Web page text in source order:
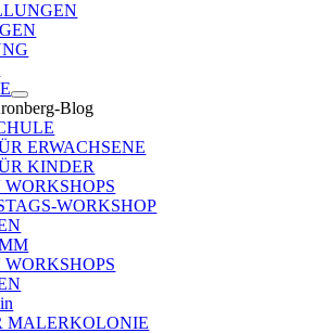
ERWACHSENE
KINDER
WORKSHOP
MALERKOLONIE